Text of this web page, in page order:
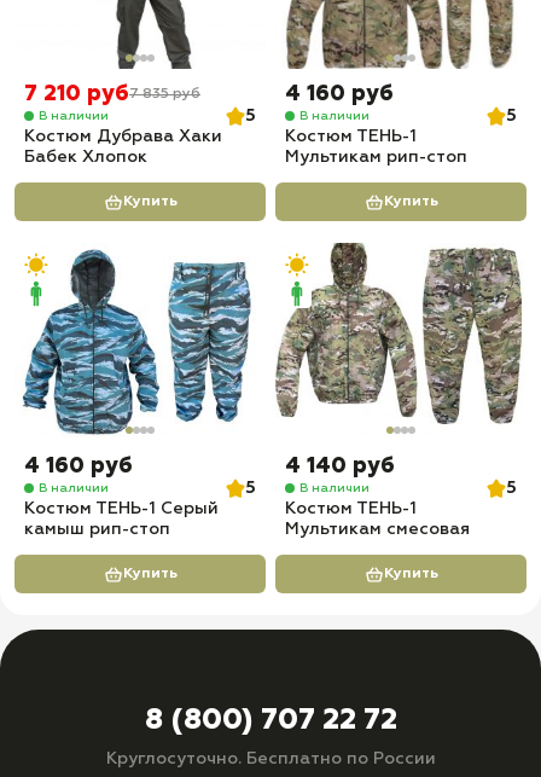
7 210 руб7 835 руб
В наличии
5
Костюм Дубрава Хаки
Бабек Хлопок
Купить
4 160 руб
В наличии
5
Костюм ТЕНЬ-1
Мультикам рип-стоп
Купить
4 160 руб
В наличии
5
Костюм ТЕНЬ-1 Серый
камыш рип-стоп
Купить
4 140 руб
В наличии
5
Костюм ТЕНЬ-1
Мультикам смесовая
Купить
8 (800) 707 22 72
Круглосуточно. Бесплатно по России